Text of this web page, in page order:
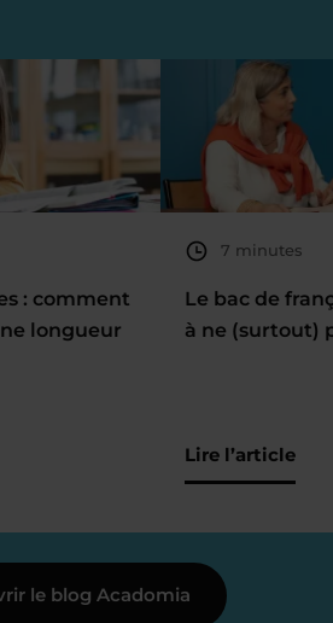
: comment
longueur
7 minutes
Le bac de
à ne (surtout)
Lire l’article
le blog Acadomia